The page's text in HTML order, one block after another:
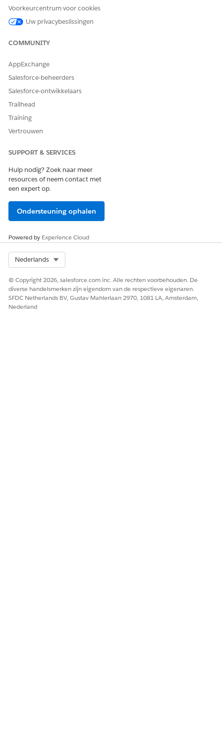
HEEFT DIT ARTIKEL UW PROBLEEM OPGELOST?
Voorkeurcentrum voor cookies
Uw privacybeslissingen
COMMUNITY
AppExchange
Salesforce-beheerders
Salesforce-ontwikkelaars
Trailhead
Training
Vertrouwen
SUPPORT & SERVICES
Hulp nodig? Zoek naar meer
resources of neem contact met
een expert op.
Ondersteuning ophalen
Powered by Experience Cloud
Nederlands
© Copyright 2026, salesforce.com inc. Alle rechten voorbehouden. De
diverse handelsmerken zijn eigendom van de respectieve eigenaren.
SFDC Netherlands BV, Gustav Mahlerlaan 2970, 1081 LA, Amsterdam,
Nederland